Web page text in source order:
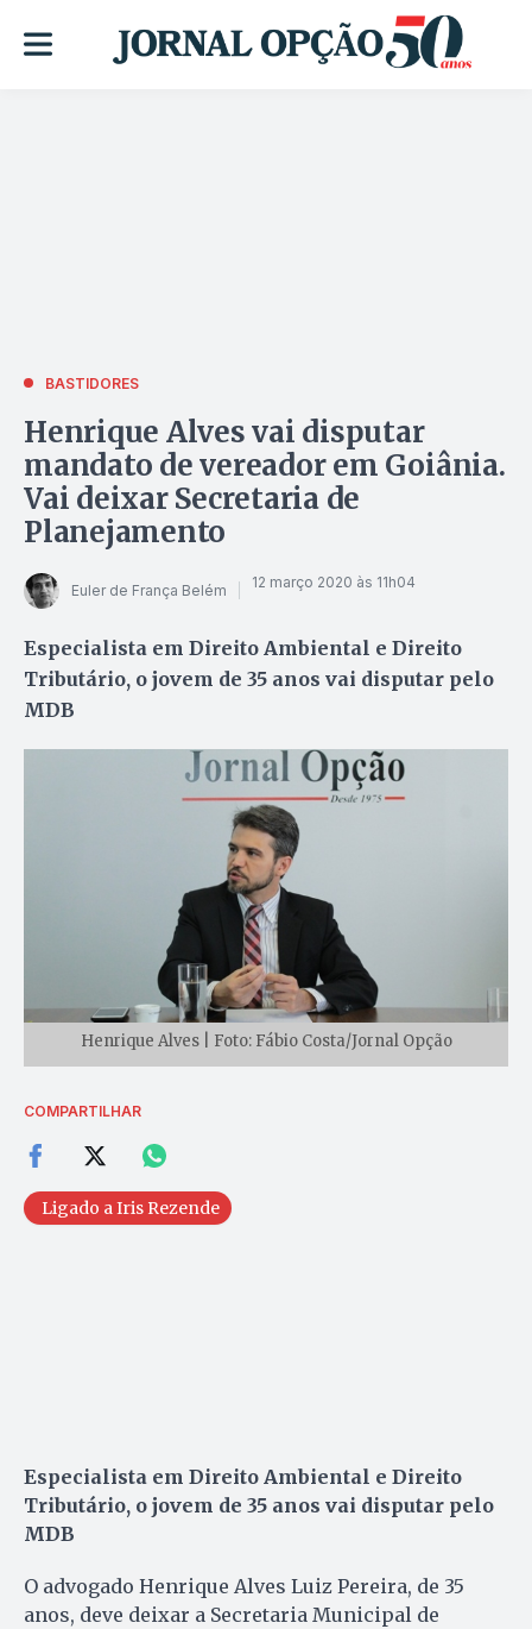
BASTIDORES
Henrique Alves vai disputar
mandato de vereador em Goiânia.
Vai deixar Secretaria de
Planejamento
Euler de França Belém 12 março 2020 às 11h04
Especialista em Direito Ambiental e Direito
Tributário, o jovem de 35 anos vai disputar pelo
MDB
Henrique Alves | Foto: Fábio Costa/Jornal Opção
COMPARTILHAR
Ligado a Iris Rezende
Especialista em Direito Ambiental e Direito
Tributário, o jovem de 35 anos vai disputar pelo
MDB
O advogado Henrique Alves Luiz Pereira, de 35
anos, deve deixar a Secretaria Municipal de